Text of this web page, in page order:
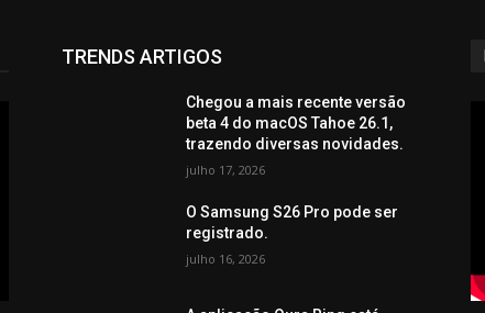
TRENDS ARTIGOS
Chegou a mais recente versão
beta 4 do macOS Tahoe 26.1,
trazendo diversas novidades.
julho 17, 2026
O Samsung S26 Pro pode ser
registrado.
julho 16, 2026